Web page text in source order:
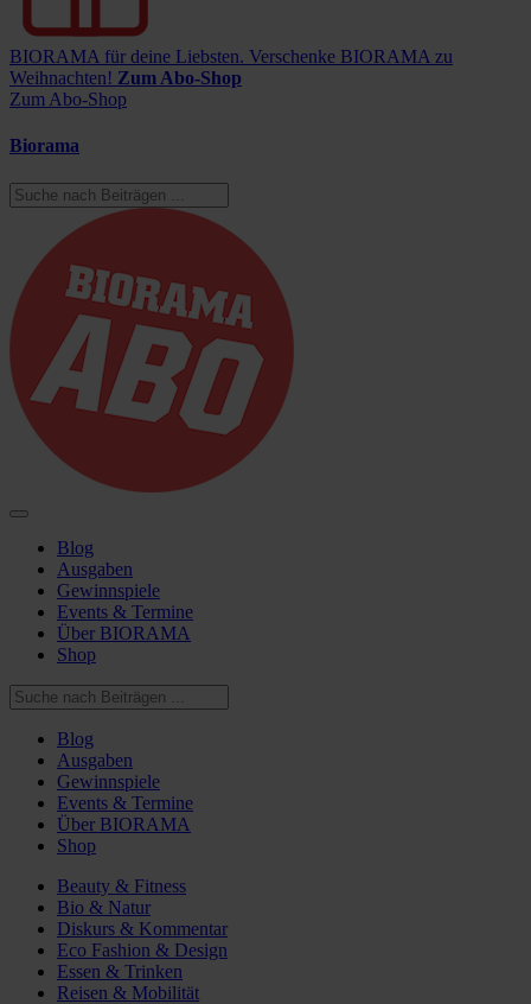
BIORAMA für deine Liebsten. Verschenke BIORAMA zu
Weihnachten! Zum Abo-Shop
Zum Abo-Shop
Biorama
Blog
Ausgaben
Gewinnspiele
Events & Termine
Über BIORAMA
Shop
Blog
Ausgaben
Gewinnspiele
Events & Termine
Über BIORAMA
Shop
Beauty & Fitness
Bio & Natur
Diskurs & Kommentar
Eco Fashion & Design
Essen & Trinken
Reisen & Mobilität